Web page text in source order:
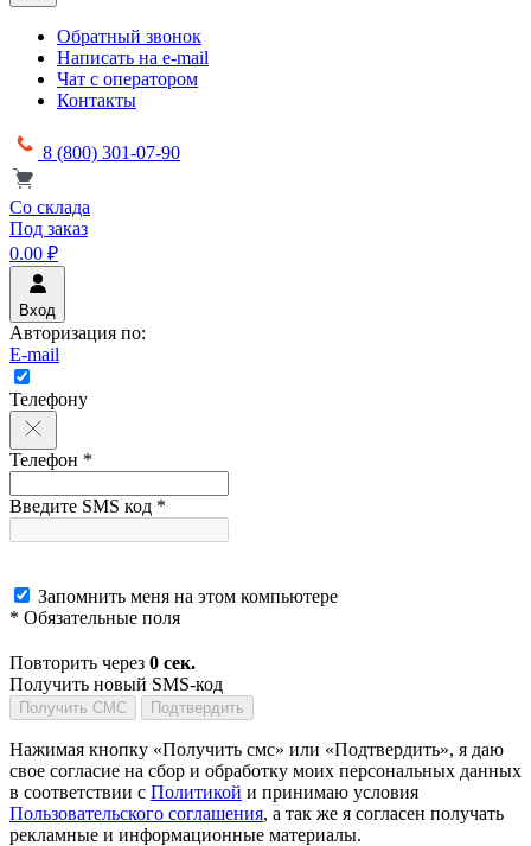
Обратный звонок
Написать на e-mail
Чат с оператором
Контакты
8 (800) 301-07-90
Со склада
Под заказ
0.00 ₽
Вход
Авторизация по:
E-mail
Телефону
Телефон *
Введите SMS код *
Запомнить меня на этом компьютере
* Обязательные поля
Повторить через 0 сек.
Получить новый SMS-код
Получить СМС Подтвердить
Нажимая кнопку «Получить смс» или «Подтвердить», я даю
свое согласие на сбор и обработку моих персональных данных
в соответствии с Политикой и принимаю условия
Пользовательского соглашения, а так же я согласен получать
рекламные и информационные материалы.